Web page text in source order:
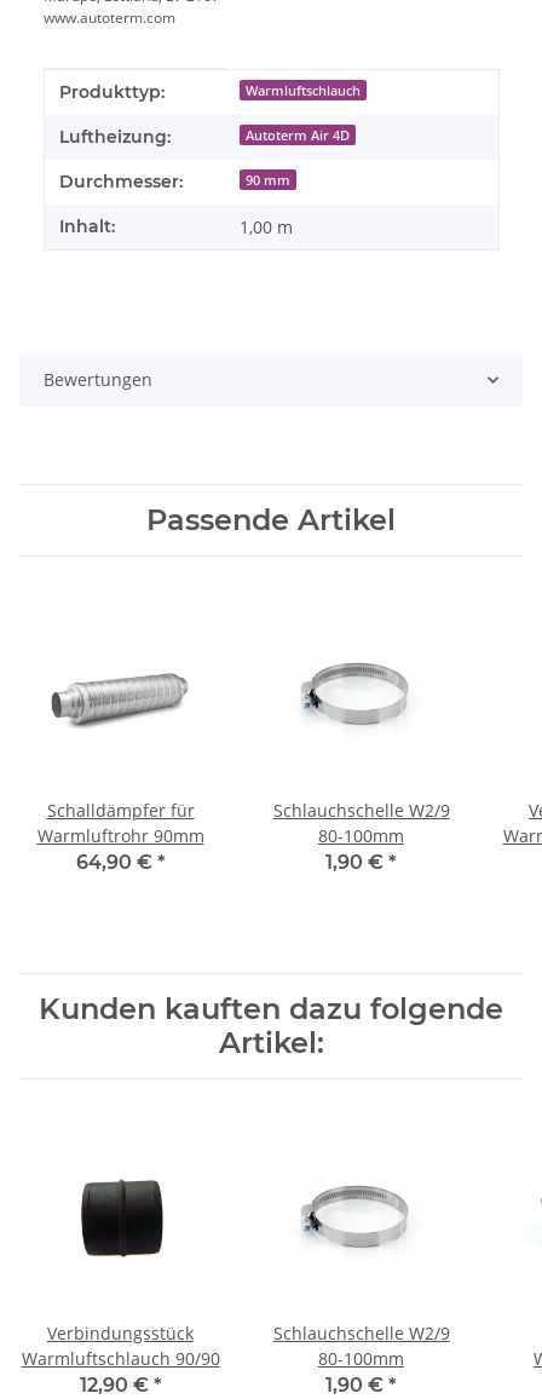
www.autoterm.com
Produkteigenschaft
Wert
Produkttyp: Warmluftschlauch
Luftheizung: Autoterm Air 4D
Durchmesser: 90 mm
Inhalt: 1,00 m
Bewertungen
Passende Artikel
Schalldämpfer für
Warmluftrohr 90mm
64,90 € *
Schlauchschelle W2/9
80-100mm
1,90 € *
Kunden kauften dazu folgende
Artikel:
Verbindungsstück
Warmluftschlauch 90/90
12,90 € *
Schlauchschelle W2/9
80-100mm
1,90 € *